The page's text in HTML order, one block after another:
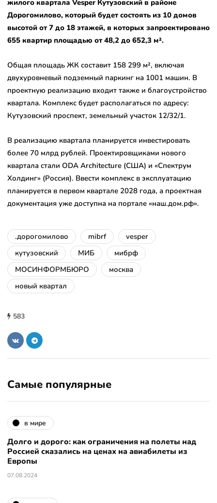
жилого квартала Vesper Кутузовский в районе
Дорогомилово, который будет состоять из 10 домов
высотой от 7 до 18 этажей, в которых запроектировано
655 квартир площадью от 48,2 до 652,3 м².
Общая площадь ЖК составит 158 299 м², включая
двухуровневый подземный паркинг на 1001 машин. В
проектную реализацию входит также и благоустройство
квартала. Комплекс будет располагаться по адресу:
Кутузовский проспект, земельный участок 12/32/1.
В реализацию квартала планируется инвестировать
более 70 млрд рублей. Проектировщиками нового
квартала стали ODA Architecture (США) и «Спектрум
Холдинг» (Россия). Ввести комплекс в эксплуатацию
планируется в первом квартале 2028 года, а проектная
документация уже доступна на портале «наш.дом.рф».
.дорогомилово mibrf
vesper
кутузовский
МИБ
мибрф
МОСИНФОРМБЮРО
москва
новый квартал
583
Самые популярные
в мире
Долго и дорого: как ограничения на полеты над
Россией сказались на ценах на авиабилеты из
Европы
07.08.2024